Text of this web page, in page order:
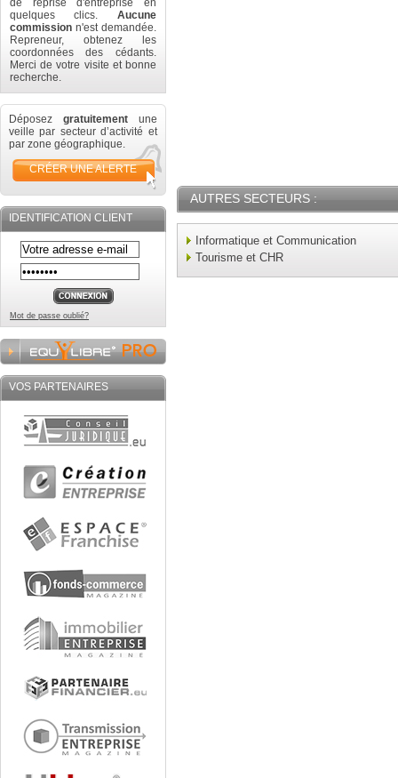
de reprise d'entreprise en
quelques clics. Aucune
commission n'est demandée.
Repreneur, obtenez les
coordonnées des cédants.
Merci de votre visite et bonne
recherche.
Déposez gratuitement une
veille par secteur d’activité et
par zone géographique.
CRÉER UNE ALERTE
IDENTIFICATION CLIENT
Mot de passe oublié?
VOS PARTENAIRES
AUTRES SECTEURS :
Informatique et Communication
Tourisme et CHR